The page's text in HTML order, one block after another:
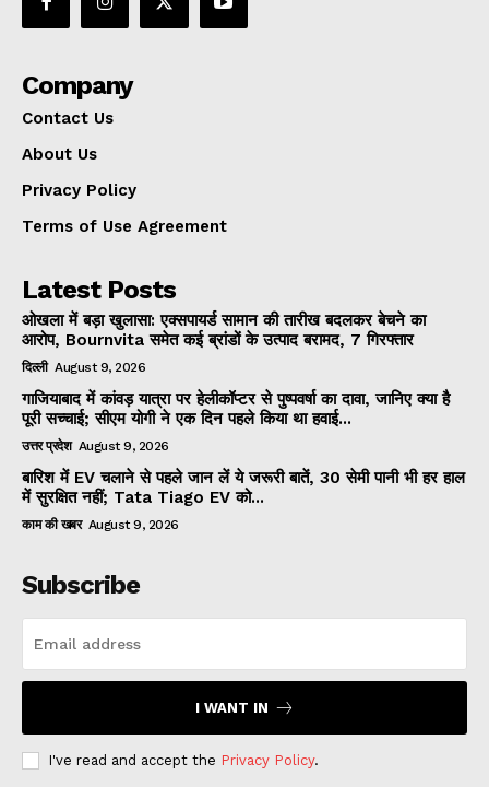
Company
Contact Us
About Us
Privacy Policy
Terms of Use Agreement
Latest Posts
ओखला में बड़ा खुलासा: एक्सपायर्ड सामान की तारीख बदलकर बेचने का
आरोप, Bournvita समेत कई ब्रांडों के उत्पाद बरामद, 7 गिरफ्तार
दिल्ली August 9, 2026
गाजियाबाद में कांवड़ यात्रा पर हेलीकॉप्टर से पुष्पवर्षा का दावा, जानिए क्या है
पूरी सच्चाई; सीएम योगी ने एक दिन पहले किया था हवाई...
उत्तर प्रदेश August 9, 2026
बारिश में EV चलाने से पहले जान लें ये जरूरी बातें, 30 सेमी पानी भी हर हाल
में सुरक्षित नहीं; Tata Tiago EV को...
काम की खबर August 9, 2026
Subscribe
I WANT IN
I've read and accept the Privacy Policy.